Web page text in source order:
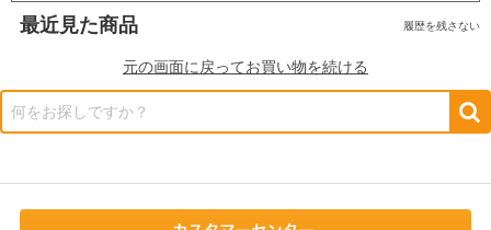
最近見た商品 履歴を残さない
元の画面に戻ってお買い物を続ける
何をお探しですか？